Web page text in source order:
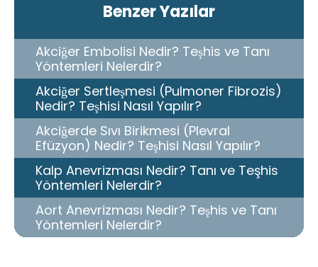
Benzer Yazılar
Akciğer Embolisi Nedir? Teşhis ve Tanı
Yöntemleri Nelerdir?
Akciğer Sertleşmesi (Pulmoner Fibrozis)
Nedir? Teşhisi Nasıl Yapılır?
Akciğerde Sıvı Birikmesi (Plevral
Efüzyon) Nedir? Teşhisi Nasıl Yapılır?
Kalp Anevrizması Nedir? Tanı ve Teşhis
Yöntemleri Nelerdir?
Aort Anevrizması Nedir? Teşhis ve Tanı
Yöntemleri Nelerdir?